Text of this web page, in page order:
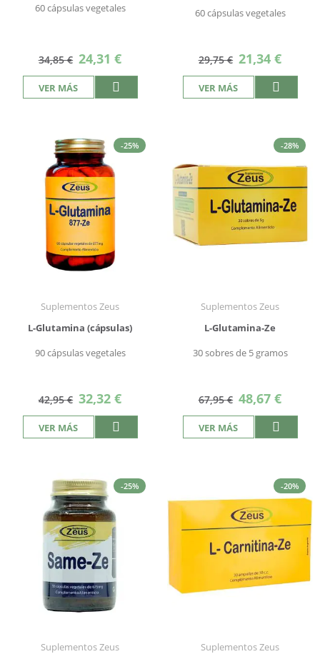
60 cápsulas vegetales
34,85 € Precio
especial
24,31 €
VER MÁS
60 cápsulas vegetales
29,75 € Precio
especial
21,34 €
VER MÁS
-25%
Suplementos Zeus
L-Glutamina (cápsulas)
90 cápsulas vegetales
42,95 € Precio
especial
32,32 €
VER MÁS
-28%
Suplementos Zeus
L-Glutamina-Ze
30 sobres de 5 gramos
67,95 € Precio
especial
48,67 €
VER MÁS
-25%
Suplementos Zeus
-20%
Suplementos Zeus